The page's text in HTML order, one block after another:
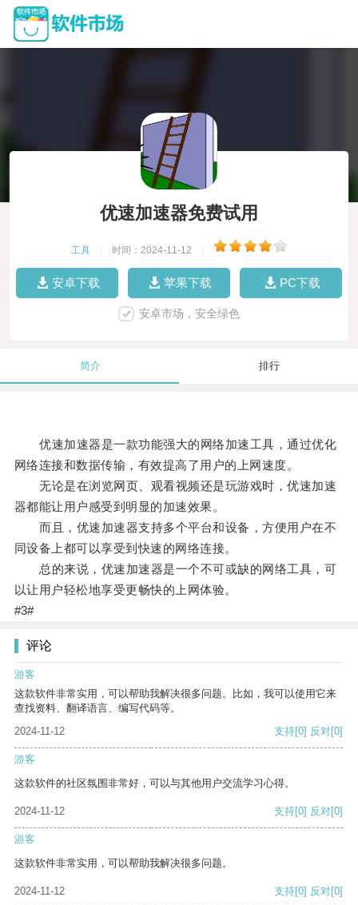
优速加速器免费试用
工具 时间：2024-11-12
安卓下载 苹果下载 PC下载
安卓市场，安全绿色
简介 排行
优速加速器是一款功能强大的网络加速工具，通过优化
网络连接和数据传输，有效提高了用户的上网速度。
无论是在浏览网页、观看视频还是玩游戏时，优速加速
器都能让用户感受到明显的加速效果。
而且，优速加速器支持多个平台和设备，方便用户在不
同设备上都可以享受到快速的网络连接。
总的来说，优速加速器是一个不可或缺的网络工具，可
以让用户轻松地享受更畅快的上网体验。
#3#
评论
游客
这款软件非常实用，可以帮助我解决很多问题。比如，我可以使用它来
查找资料、翻译语言、编写代码等。
2024-11-12
支持[0] 反对[0]
游客
这款软件的社区氛围非常好，可以与其他用户交流学习心得。
2024-11-12 支持[0] 反对[0]
游客
这款软件非常实用，可以帮助我解决很多问题。
2024-11-12 支持[0] 反对[0]